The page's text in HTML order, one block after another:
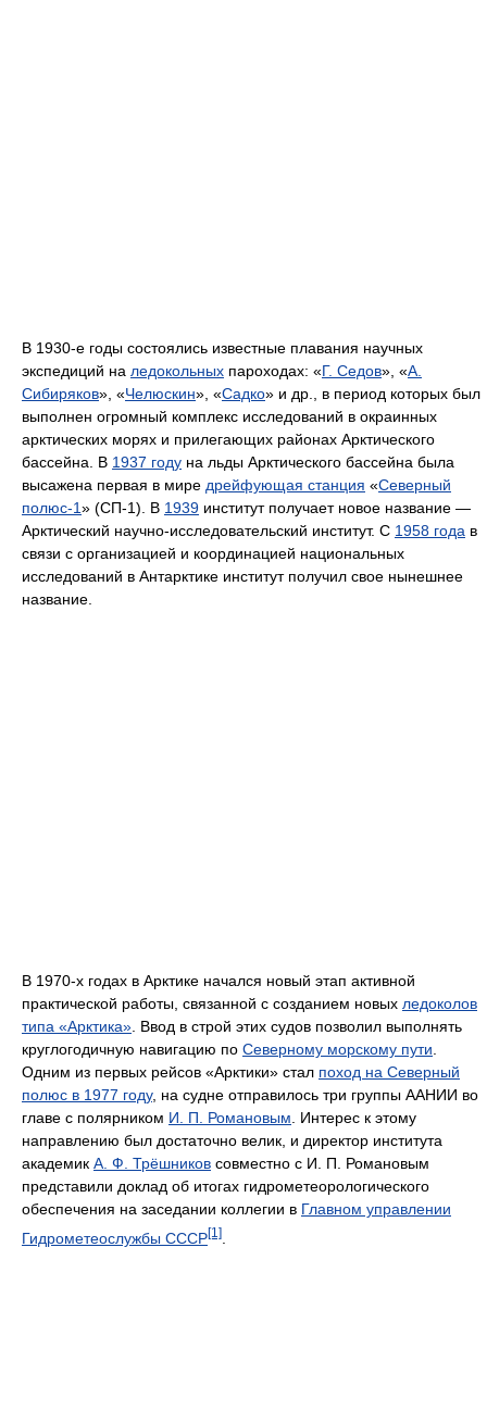
В 1930-е годы состоялись известные плавания научных
экспедиций на ледокольных пароходах: «Г. Седов», «А.
Сибиряков», «Челюскин», «Садко» и др., в период которых был
выполнен огромный комплекс исследований в окраинных
арктических морях и прилегающих районах Арктического
бассейна. В 1937 году на льды Арктического бассейна была
высажена первая в мире дрейфующая станция «Северный
полюс-1» (СП-1). В 1939 институт получает новое название —
Арктический научно-исследовательский институт. С 1958 года в
связи с организацией и координацией национальных
исследований в Антарктике институт получил свое нынешнее
название.
В 1970-х годах в Арктике начался новый этап активной
практической работы, связанной с созданием новых ледоколов
типа «Арктика» . Ввод в строй этих судов позволил выполнять
круглогодичную навигацию по Северному морскому пути
Одним из первых рейсов «Арктики» стал поход на Северный
полюс в 1977 году, на судне отправилось три группы ААНИИ во
главе с полярником И. П. Романовым . Интерес к этому
направлению был достаточно велик, и директор института
академик А. Ф. Трёшников совместно с И. П. Романовым
представили доклад об итогах гидрометеорологического
обеспечения на заседании коллегии в Главном управлении
Гидрометеослужбы СССР[1]